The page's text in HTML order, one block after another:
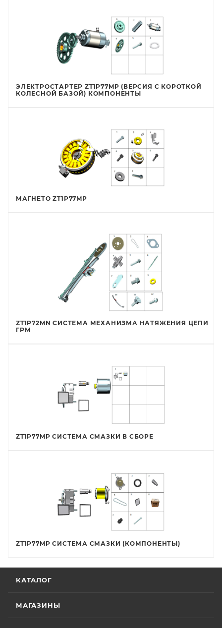
ЭЛЕКТРОСТАРТЕР ZT1P77MP (ВЕРСИЯ С КОРОТКОЙ
КОЛЕСНОЙ БАЗОЙ) КОМПОНЕНТЫ
МАГНЕТО ZT1P77MP
ZT1P72MN СИСТЕМА МЕХАНИЗМА НАТЯЖЕНИЯ ЦЕПИ
ГРМ
ZT1P77MP СИСТЕМА СМАЗКИ В СБОРЕ
ZT1P77MP СИСТЕМА СМАЗКИ (КОМПОНЕНТЫ)
КАТАЛОГ
МАГАЗИНЫ